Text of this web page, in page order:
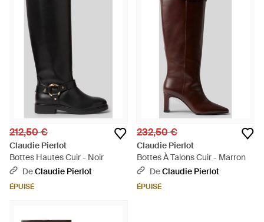
212,50 €
Claudie Pierlot
Bottes Hautes Cuir - Noir
DeClaudie Pierlot
ÉPUISÉ
232,50 €
Claudie Pierlot
Bottes À Talons Cuir - Marron
DeClaudie Pierlot
ÉPUISÉ